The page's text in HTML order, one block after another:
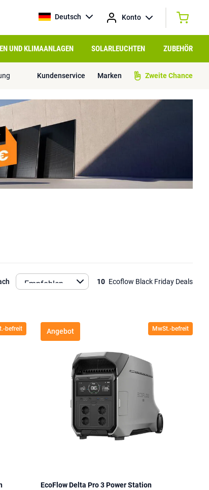
Deutsch Konto
UND KLIMAANLAGEN SOLARLEUCHTEN ZUBEHÖR
Kundenservice Marken Zweite Chance
10 Ecoflow Black Friday Deals
befreit Angebot MwSt.-befreit
EcoFlow Delta Pro 3 Power Station